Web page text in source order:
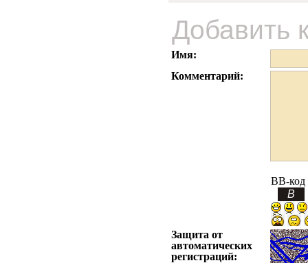
Добавить
Имя:
Комментарий:
BB-код
Защита от
автоматических
регистраций: